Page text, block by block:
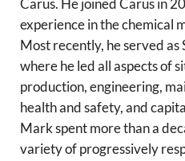
Carus. He joined Carus in
experience in the chemical
Most recently, he served
where he led all aspects of
production, engineering,
health and safety, and
Mark spent more than a
variety of progressively